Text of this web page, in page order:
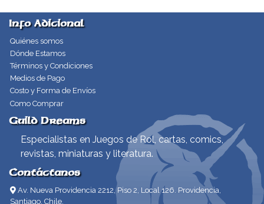
Info Adicional
Quiénes somos
Dónde Estamos
Términos y Condiciones
Medios de Pago
Costo y Forma de Envíos
Como Comprar
Guild Dreams
Especialistas en Juegos de Rol, cartas, comics,
revistas, miniaturas y literatura.
Contáctanos
Av. Nueva Providencia 2212, Piso 2, Local 126. Providencia,
Santiago, Chile.